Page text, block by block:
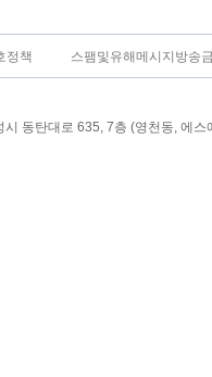
정책 스팸및유해메시지방송
동탄대로 635, 7층 (영천동, 에스